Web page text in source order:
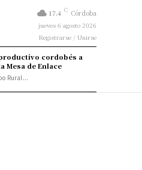
17.4 C Córdoba
jueves 6 agosto 2026
Registrarse / Unirse
cordobés a
Mesa de Enlace
Rural...